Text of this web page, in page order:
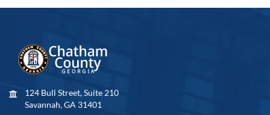
124 Bull Street, Suite 210
Savannah, GA 31401